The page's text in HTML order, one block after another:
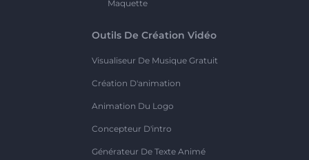
Maquette
Outils De Création Vidéo
Visualiseur De Musique Gratuit
Création D'animation
Animation Du Logo
Concepteur D'intro
Générateur De Texte Animé